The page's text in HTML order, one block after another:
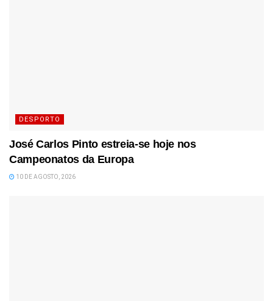
DESPORTO
José Carlos Pinto estreia-se hoje nos
Campeonatos da Europa
10 DE AGOSTO, 2026